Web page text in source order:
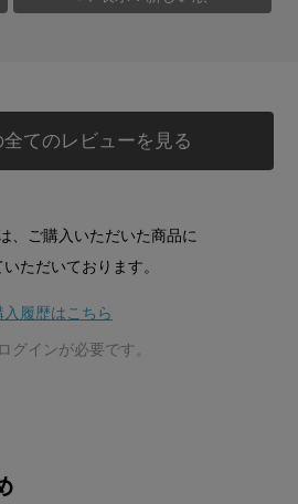
てのレビューを見る
、ご購入いただいた商品に
ただいております。
入履歴はこちら
グインが必要です。